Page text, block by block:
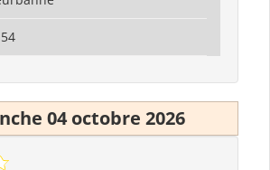
04 octobre 2026